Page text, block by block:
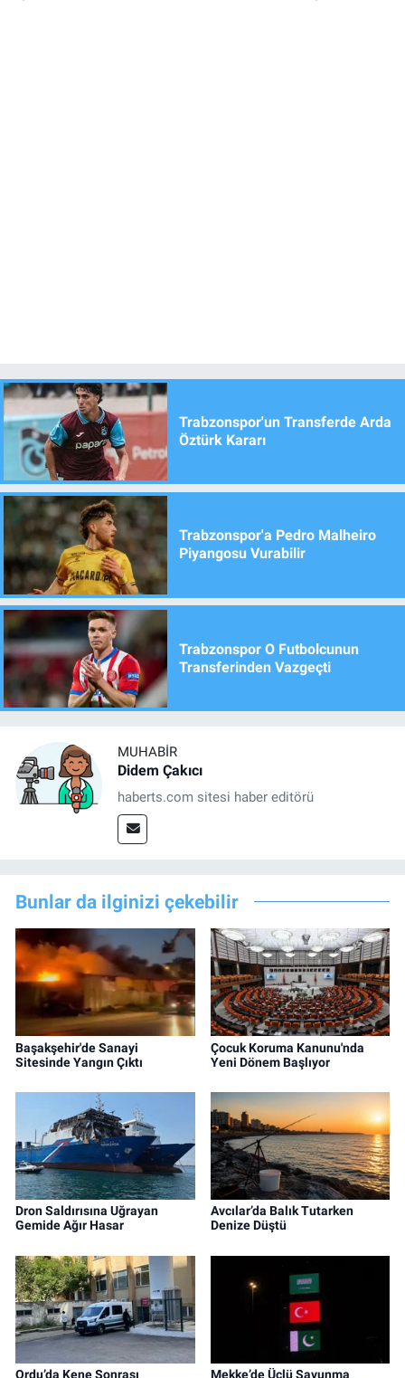
Trabzonspor'un Transferde Arda
Öztürk Kararı
Trabzonspor'a Pedro Malheiro
Piyangosu Vurabilir
Trabzonspor O Futbolcunun
Transferinden Vazgeçti
MUHABIR
Didem Çakıcı
haberts.com sitesi haber editörü
Bunlar da ilginizi çekebilir
Başakşehir'de Sanayi
Sitesinde Yangın Çıktı
Çocuk Koruma Kanunu'nda
Yeni Dönem Başlıyor
Dron Saldırısına Uğrayan
Gemide Ağır Hasar
Avcılar’da Balık Tutarken
Denize Düştü
Ordu’da Kene Sonrası
Mekke’de Üçlü Savunma